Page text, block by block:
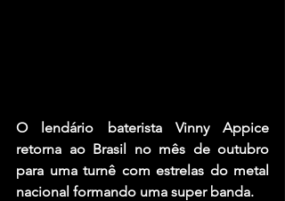
O lendário baterista Vinny Appice
retorna ao Brasil no mês de outubro
para uma turnê com estrelas do metal
nacional formando uma super banda.